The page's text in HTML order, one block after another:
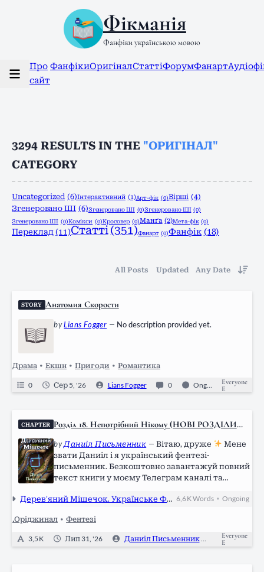
Фікманія
Фанфіки українською мовою
Про
сайт
ФанфікиОригіналСтаттіФорумФанарт
3294 RESULTS IN THE "ОРИГІНАЛ"
CATEGORY
Uncategorized (6)Інтерактивний (1)Арт-фік (0)Вірші (4)
Згенеровано ШІ (6)Згенеровано ШІ (0)Згенеровано ШІ (0)
Згенеровано ШІ (0)Комікси (0)Кросовер (0)Манґа (2)Мета-фік (0)
Переклад (11)Статті(351)Фанарт (0)Фанфік (18)
All Posts Updated Any Date
STORY Анатомия Скорости
byLians Fogger — No description provided yet.
Драма • Екшн • Пригоди • Романтика
0 Сер 5, '26 Lians Fogger 0 Ongoing
Everyone
E
CHAPTER Розділ 18. Непотрібний Нікому (НОВІ РОЗДІЛИ
ЩОП’ЯТНИЦІ)
byДаниіл Письменник — Вітаю, друже
Мене
звати Даниіл і я український фентезі-
письменник. Безкоштовно завантажуй повний
текст книги у моєму Телеграм каналі та
новинками, слухай аудіокнигу та підтримуй:
https://linktr.ee/danyil_writer Donatello:…
Дерев’яний Мішечок. Українське Фентезі 6,6 KWords •Ongoing
.Оріджинал • Фентезі
3,5 K Лип 31, '26 Даниіл Письменник 0
Everyone
E